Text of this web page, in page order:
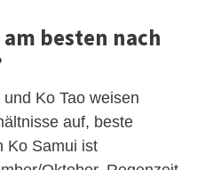
besten nach
Ko Tao weisen
auf, beste
Ko Samui ist